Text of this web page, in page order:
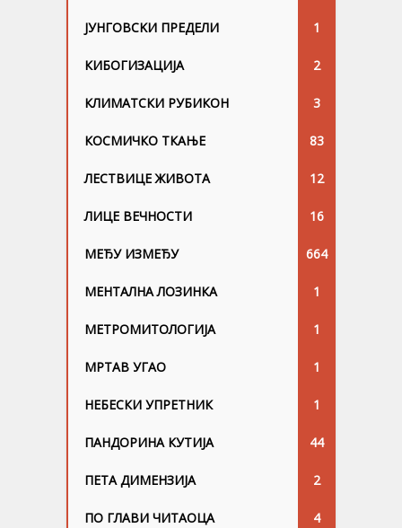
ЈУНГОВСKИ ПРЕДЕЛИ 1
КИБОГИЗАЦИЈА 2
КЛИМАТСКИ РУБИКОН 3
КОСМИЧКО ТКАЊЕ 83
ЛЕСТВИЦЕ ЖИВОТА 12
ЛИЦЕ ВЕЧНОСТИ 16
МЕЂУ ИЗМЕЂУ 664
МЕНТАЛНА ЛОЗИНКА 1
МЕТРОМИТОЛОГИЈА 1
МРТАВ УГАО 1
НЕБЕСКИ УПРЕТНИК 1
ПАНДОРИНА КУТИЈА 44
ПЕТА ДИМЕНЗИЈА 2
ПО ГЛАВИ ЧИТАОЦА 4